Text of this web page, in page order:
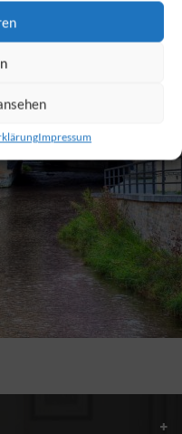
Impressum